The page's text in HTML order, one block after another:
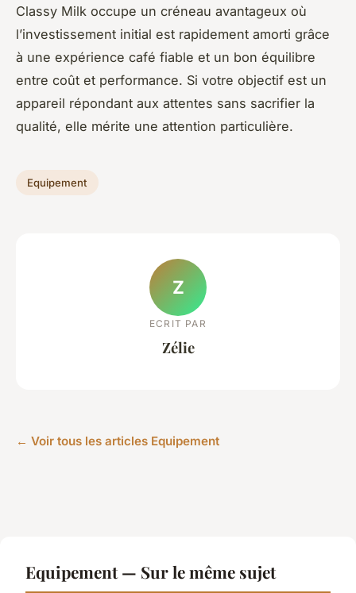
Classy Milk occupe un créneau avantageux où
l’investissement initial est rapidement amorti grâce
à une expérience café fiable et un bon équilibre
entre coût et performance. Si votre objectif est un
appareil répondant aux attentes sans sacrifier la
qualité, elle mérite une attention particulière.
Equipement
Z
ECRIT PAR
Zélie
← Voir tous les articles Equipement
Equipement — Sur le même sujet